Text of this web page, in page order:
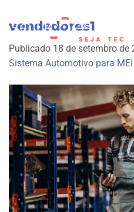
vendedores1
Publicado 18 de setembro de
Sistema Automotivo para MEI